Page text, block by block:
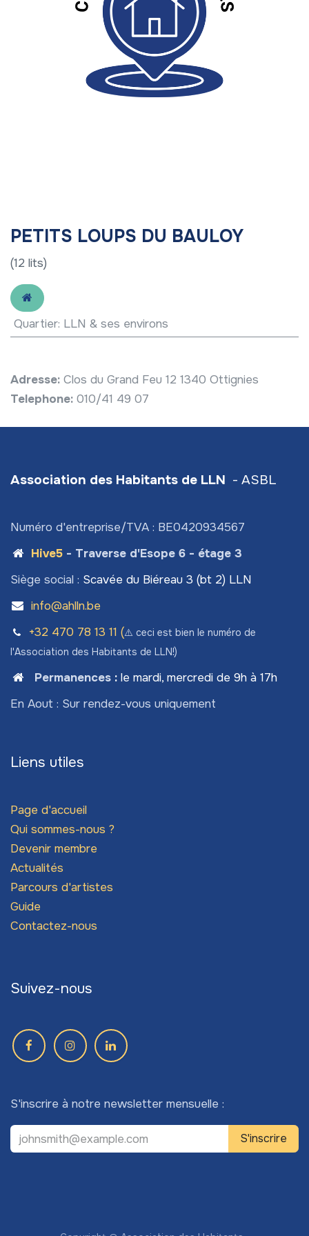
PETITS LOUPS DU BAULOY
(12 lits)
Quartier: LLN & ses environs
Adresse: Clos du Grand Feu 12 1340 Ottignies
Telephone: 010/41 49 07
Association des Habitants de LLN - ASBL
Numéro d'entreprise/TVA : BE0420934567
Hive5- Traverse d'Esope 6 - étage 3
Siège social : Scavée du Biéreau 3 (bt 2) LLN
info@ahlln.be
+32 470 78​ 13 11 (⚠️ ceci est bien le numéro de
l'Association des Habitants de LLN!)
Permanences: le mardi, mercredi de 9h à 17h
En Aout : Sur rendez-vous uniquement
Liens utiles
Page d'accueil
Qui sommes-nous ?
Devenir membre
Actualités
Parcours d'artistes
Guide
Contactez-nous
Suivez-nous
S'inscrire à notre newsletter mensuelle :
S'inscrire